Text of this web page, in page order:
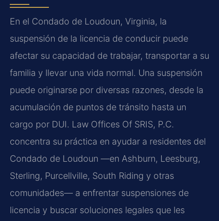
En el Condado de Loudoun, Virginia, la
suspensión de la licencia de conducir puede
afectar su capacidad de trabajar, transportar a su
familia y llevar una vida normal. Una suspensión
puede originarse por diversas razones, desde la
acumulación de puntos de tránsito hasta un
cargo por DUI. Law Offices Of SRIS, P.C.
concentra su práctica en ayudar a residentes del
Condado de Loudoun —en Ashburn, Leesburg,
Sterling, Purcellville, South Riding y otras
comunidades— a enfrentar suspensiones de
licencia y buscar soluciones legales que les